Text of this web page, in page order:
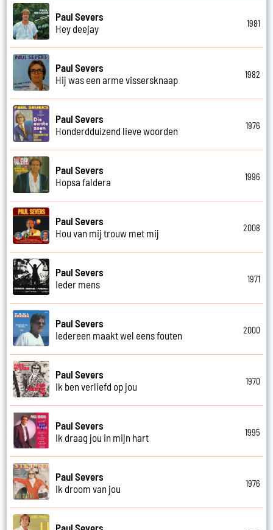
Paul Severs
Hey deejay
1981
Paul Severs
Hij was een arme vissersknaap
1982
Paul Severs
Honderdduizend lieve woorden
1976
Paul Severs
Hopsa faldera
1996
Paul Severs
Hou van mij trouw met mij
2008
Paul Severs
Ieder mens
1971
Paul Severs
Iedereen maakt wel eens fouten
2000
Paul Severs
Ik ben verliefd op jou
1970
Paul Severs
Ik draag jou in mijn hart
1995
Paul Severs
Ik droom van jou
1976
Paul Severs